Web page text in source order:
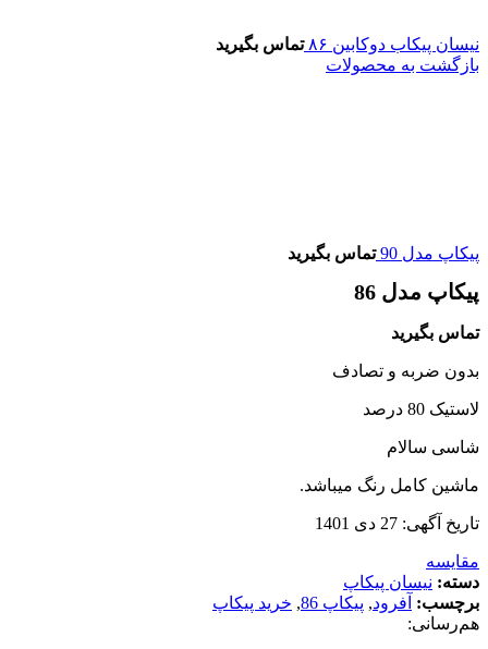
نیسان پیکاب دوکابین ۸۶
تماس بگیرید
بازگشت به محصولات
پیکاپ مدل 90 تماس بگیرید
پیکاپ مدل 86
تماس بگیرید
بدون ضربه و تصادف
لاستیک 80 درصد
شاسی سالام
ماشین کامل رنگ میباشد.
تاریخ آگهی: 27 دی 1401
مقایسه
دسته: نیسان پیکاپ
برچسب: آفرود, پیکاپ 86 , خرید پیکاپ
هم‌رسانی: